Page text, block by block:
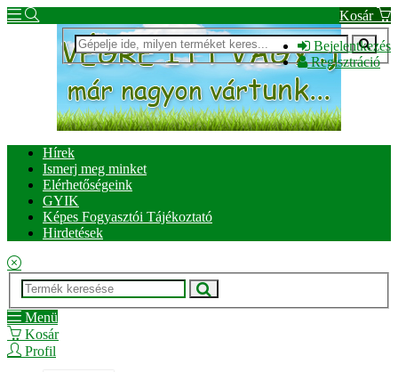
Kosár
Bejelentkezés
Regisztráció
Hírek
Ismerj meg minket
Elérhetőségeink
GYIK
Képes Fogyasztói Tájékoztató
Hirdetések
Menü
Kosár
Profil